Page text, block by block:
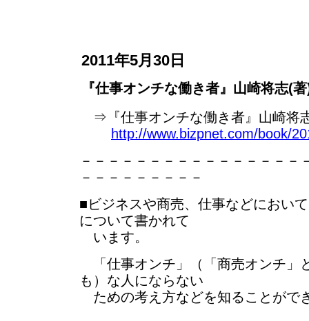
2011年5月30日
『仕事オンチな働き者』山崎将志(
⇒『仕事オンチな働き者』山崎将
http://www.bizpnet.com/book/
－－－－－－－－－－－－－－－－
－－－－－－－－－
■ビジネスや商売、仕事などにおい
について書かれて
います。
「仕事オンチ」（「商売オンチ」
も）な人にならない
ための考え方などを知ることがで